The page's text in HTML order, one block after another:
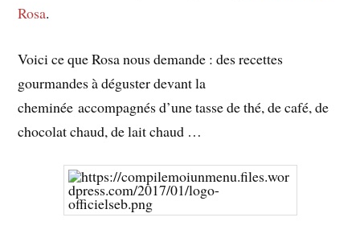
Rosa.
Voici ce que Rosa nous demande : des recettes
gourmandes à déguster devant la
cheminée accompagnés d’une tasse de thé, de café, de
chocolat chaud, de lait chaud …